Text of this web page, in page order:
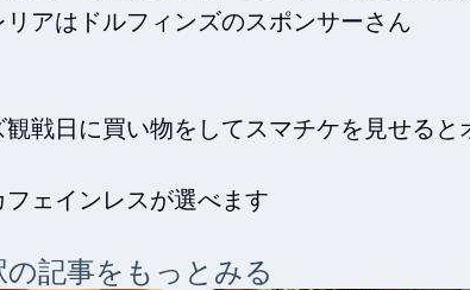
アはドルフィンズのスポンサーさん
観戦日に買い物をしてスマチケを見せる
の記事をもっとみる